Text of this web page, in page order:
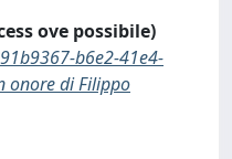
ove possibile)
b6e2-41e4-
onore di Filippo